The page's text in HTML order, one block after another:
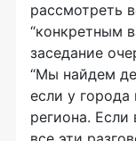
рассмотреть
“конкретным
заседание
“Мы найдем
если у города
региона. Если